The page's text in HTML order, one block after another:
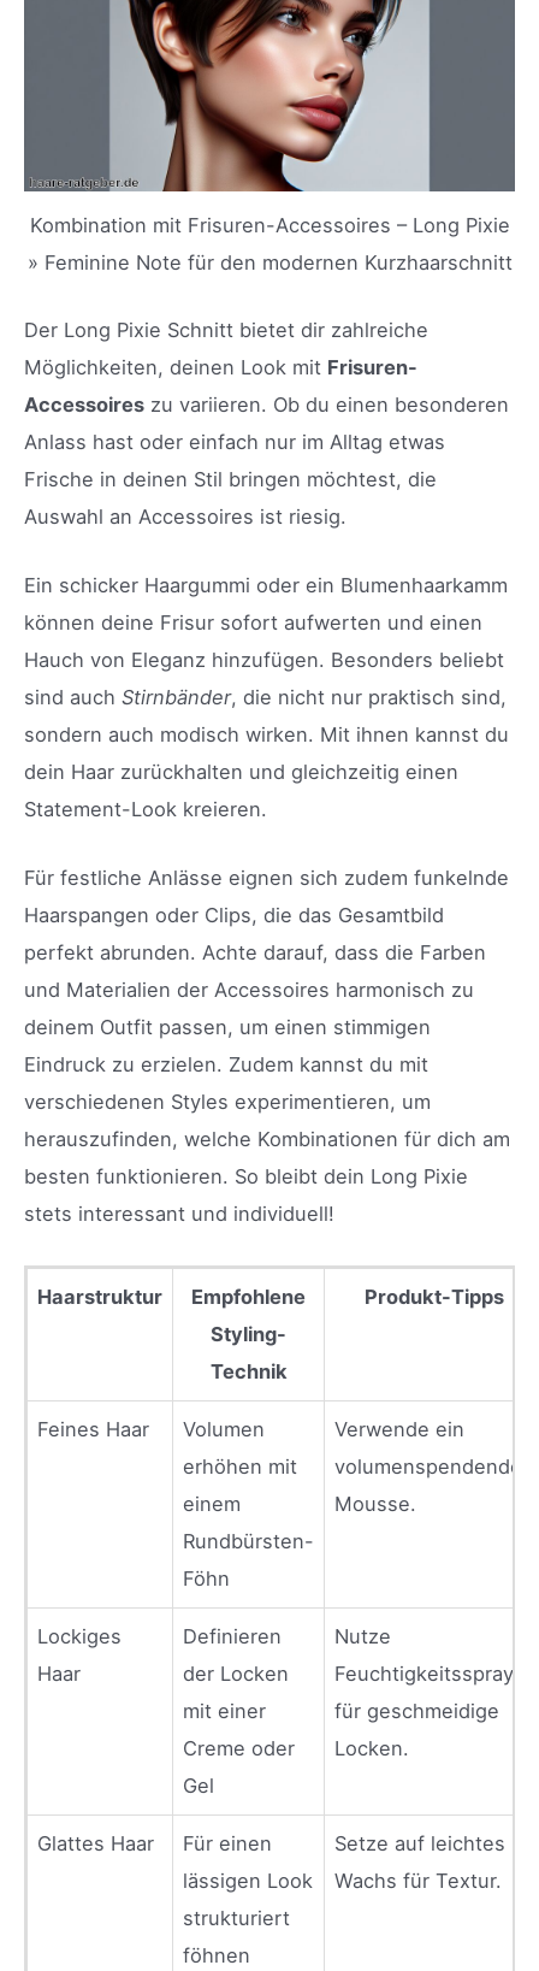
Kombination mit Frisuren-Accessoires – Long Pixie
» Feminine Note für den modernen Kurzhaarschnitt
Der Long Pixie Schnitt bietet dir zahlreiche
Möglichkeiten, deinen Look mit Frisuren-
Accessoires zu variieren. Ob du einen besonderen
Anlass hast oder einfach nur im Alltag etwas
Frische in deinen Stil bringen möchtest, die
Auswahl an Accessoires ist riesig.
Ein schicker Haargummi oder ein Blumenhaarkamm
können deine Frisur sofort aufwerten und einen
Hauch von Eleganz hinzufügen. Besonders beliebt
sind auch Stirnbänder, die nicht nur praktisch sind,
sondern auch modisch wirken. Mit ihnen kannst du
dein Haar zurückhalten und gleichzeitig einen
Statement-Look kreieren.
Für festliche Anlässe eignen sich zudem funkelnde
Haarspangen oder Clips, die das Gesamtbild
perfekt abrunden. Achte darauf, dass die Farben
und Materialien der Accessoires harmonisch zu
deinem Outfit passen, um einen stimmigen
Eindruck zu erzielen. Zudem kannst du mit
verschiedenen Styles experimentieren, um
herauszufinden, welche Kombinationen für dich am
besten funktionieren. So bleibt dein Long Pixie
stets interessant und individuell!
Haarstruktur
Empfohlene
Styling-
Technik
Produkt-Tipps
Feines Haar
Volumen
erhöhen mit
einem
Rundbürsten-
Föhn
Verwende ein
volumenspendendes
Mousse.
Lockiges
Haar
Definieren
der Locken
mit einer
Creme oder
Gel
Nutze
Feuchtigkeitssprays
für geschmeidige
Locken.
Glattes Haar
Für einen
lässigen Look
strukturiert
föhnen
Setze auf leichtes
Wachs für Textur.